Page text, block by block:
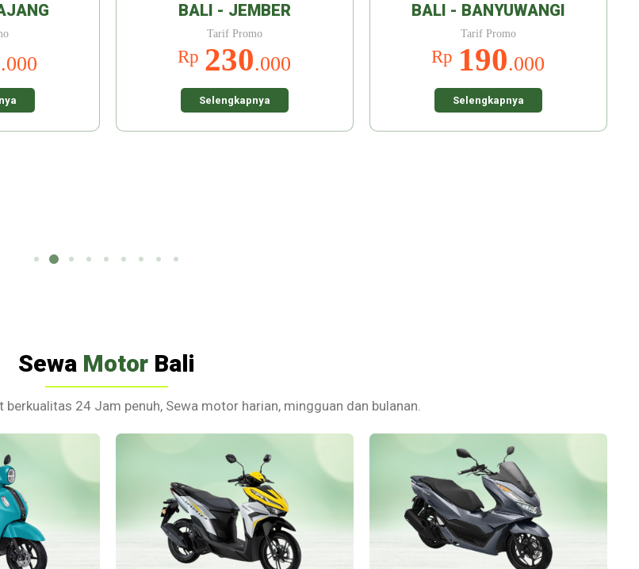
.000
BALI - JEMBER
Tarif Promo
Rp 230.000
Selengkapnya
BALI - BANYUWANGI
Tarif Promo
Rp 190.000
Selengkapnya
SewaMotorBali
24 Jam penuh, Sewa motor harian, mingguan dan bulanan.